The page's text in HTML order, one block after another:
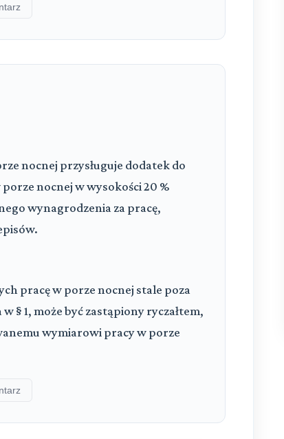
nocnej przysługuje dodatek do
nocnej w wysokości 20 %
wynagrodzenia za pracę,
pracę w porze nocnej stale poza
§ 1, może być zastąpiony ryczałtem,
wymiarowi pracy w porze